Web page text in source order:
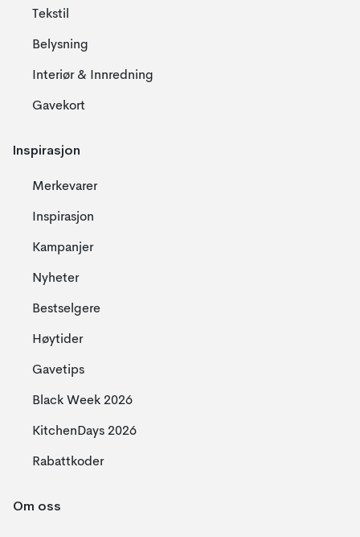
Tekstil
Belysning
Interiør & Innredning
Gavekort
Inspirasjon
Merkevarer
Inspirasjon
Kampanjer
Nyheter
Bestselgere
Høytider
Gavetips
Black Week 2026
KitchenDays 2026
Rabattkoder
Om oss